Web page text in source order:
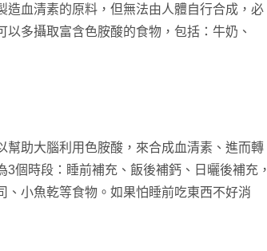
造血清素的原料，但無法由人體自行合成，必
多攝取富含色胺酸的食物，包括：牛奶、
幫助大腦利用色胺酸，來合成血清素、進而轉
個時段：睡前補充、飯後補鈣、日曬後補充，
、小魚乾等食物。如果怕睡前吃東西不好消